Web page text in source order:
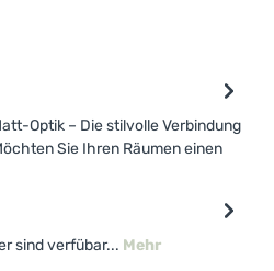
Optik – Die stilvolle Verbindung
Sie Ihren Räumen einen
sind verfübar... Mehr